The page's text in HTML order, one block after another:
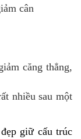
cân
căng thẳng,
nhiều sau một
giữ cấu trúc